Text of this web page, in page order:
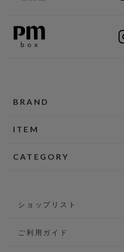
BRAND
ITEM
CATEGORY
ショップリスト
ご利用ガイド